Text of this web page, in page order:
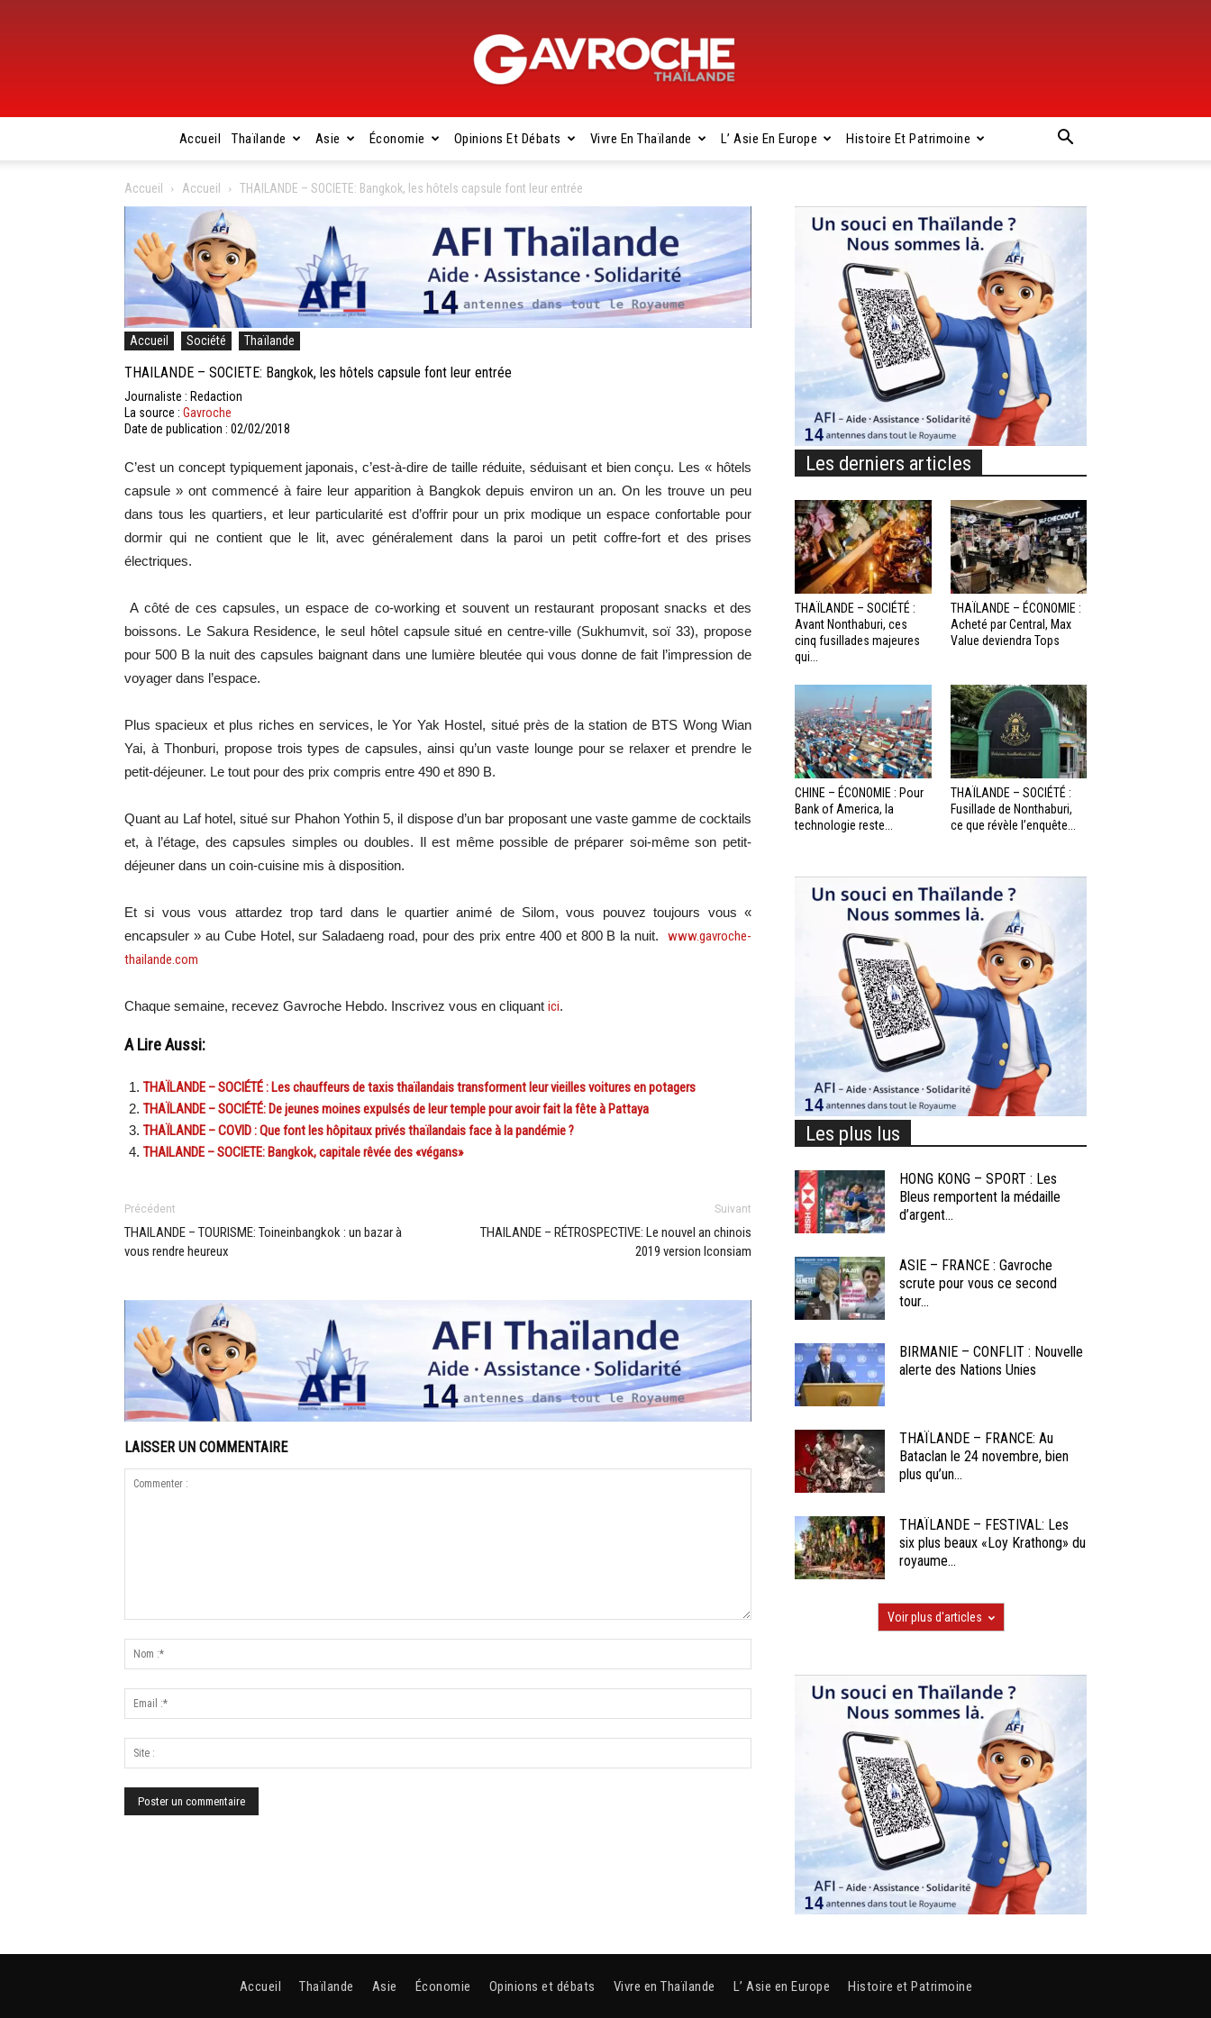
Gavroche
Thaïlande
Accueil Thaïlande Asie Économie Opinions Et Débats Vivre En Thaïlande L’ Asie En Europe Histoire Et Patrimoine
Accueil Accueil THAILANDE – SOCIETE: Bangkok, les hôtels capsule font leur entrée
Accueil Société Thaïlande
THAILANDE – SOCIETE: Bangkok, les hôtels capsule font leur entrée
Journaliste : Redaction
La source : Gavroche
Date de publication : 02/02/2018
C’est un concept typiquement japonais, c’est-à-dire de taille réduite, séduisant et bien conçu. Les « hôtels
capsule » ont commencé à faire leur apparition à Bangkok depuis environ un an. On les trouve un peu
dans tous les quartiers, et leur particularité est d’offrir pour un prix modique un espace confortable pour
dormir qui ne contient que le lit, avec généralement dans la paroi un petit coffre-fort et des prises
électriques.
A côté de ces capsules, un espace de co-working et souvent un restaurant proposant snacks et des
boissons. Le Sakura Residence, le seul hôtel capsule situé en centre-ville (Sukhumvit, soï 33), propose
pour 500 B la nuit des capsules baignant dans une lumière bleutée qui vous donne de fait l’impression de
voyager dans l’espace.
Plus spacieux et plus riches en services, le Yor Yak Hostel, situé près de la station de BTS Wong Wian
Yai, à Thonburi, propose trois types de capsules, ainsi qu’un vaste lounge pour se relaxer et prendre le
petit-déjeuner. Le tout pour des prix compris entre 490 et 890 B.
Quant au Laf hotel, situé sur Phahon Yothin 5, il dispose d’un bar proposant une vaste gamme de cocktails
et, à l’étage, des capsules simples ou doubles. Il est même possible de préparer soi-même son petit-
déjeuner dans un coin-cuisine mis à disposition.
Et si vous vous attardez trop tard dans le quartier animé de Silom, vous pouvez toujours vous «
encapsuler » au Cube Hotel, sur Saladaeng road, pour des prix entre 400 et 800 B la nuit. www.gavroche-
thailande.com
Chaque semaine, recevez Gavroche Hebdo. Inscrivez vous en cliquant ici.
A Lire Aussi:
THAÏLANDE – SOCIÉTÉ : Les chauffeurs de taxis thaïlandais transforment leur vieilles voitures en potagers
THAÏLANDE – SOCIÉTÉ: De jeunes moines expulsés de leur temple pour avoir fait la fête à Pattaya
THAÏLANDE – COVID : Que font les hôpitaux privés thaïlandais face à la pandémie ?
THAILANDE – SOCIETE: Bangkok, capitale rêvée des «végans»
Précédent
THAILANDE – TOURISME: Toineinbangkok : un bazar à
vous rendre heureux
Suivant
THAILANDE – RÉTROSPECTIVE: Le nouvel an chinois
2019 version Iconsiam
LAISSER UN COMMENTAIRE
Les derniers articles
THAÏLANDE – SOCIÉTÉ :
Avant Nonthaburi, ces
cinq fusillades majeures
qui...
THAÏLANDE – ÉCONOMIE :
Acheté par Central, Max
Value deviendra Tops
CHINE – ÉCONOMIE : Pour
Bank of America, la
technologie reste...
THAÏLANDE – SOCIÉTÉ :
Fusillade de Nonthaburi,
ce que révèle l’enquête...
Les plus lus
HONG KONG – SPORT : Les
Bleus remportent la médaille
d’argent...
ASIE – FRANCE : Gavroche
scrute pour vous ce second
tour...
BIRMANIE – CONFLIT : Nouvelle
alerte des Nations Unies
THAÏLANDE – FRANCE: Au
Bataclan le 24 novembre, bien
plus qu’un...
THAÏLANDE – FESTIVAL: Les
six plus beaux «Loy Krathong» du
royaume...
Voir plus d'articles
Accueil Thaïlande Asie Économie Opinions et débats Vivre en Thaïlande L’ Asie en Europe Histoire et Patrimoine